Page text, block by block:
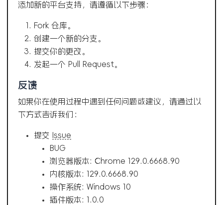
添加新的平台支持，请遵循以下步骤：
Fork 仓库。
创建一个新的分支。
提交你的更改。
发起一个 Pull Request。
反馈
如果你在使用过程中遇到任何问题或建议，请通过以
下方式告诉我们：
提交 Issue
BUG
浏览器版本: Chrome 129.0.6668.90
内核版本: 129.0.6668.90
操作系统: Windows 10
插件版本: 1.0.0